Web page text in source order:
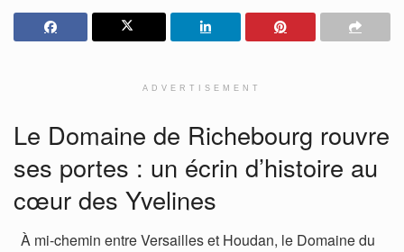
ADVERTISEMENT
Le Domaine de Richebourg rouvre
ses portes : un écrin d’histoire au
cœur des Yvelines
À mi-chemin entre Versailles et Houdan, le Domaine du